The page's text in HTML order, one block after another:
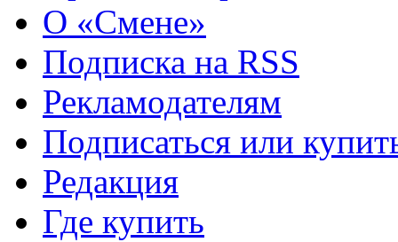
О «Смене»
Подписка на RSS
Рекламодателям
Подписаться или
Редакция
Где купить